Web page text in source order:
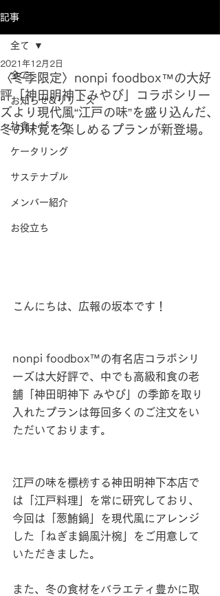
記事
全て
お知らせ&リリース
社食トピック
ケータリング
サステナブル
メンバー紹介
お役立ち
全て
〈冬季限定〉nonpi foodbox™の大好
評「神田明神下みやび」コラボシリー
ズより現代風“江戸の味”を盛り込んだ、
冬の味覚を楽しめるプランが新登場。
2021年12月2日
こんにちは、広報の坂本です！
nonpi foodbox™の有名店コラボシリ
ーズは大好評で、中でも高級和食の老
舗「神田明神下 みやび」の季節を取り
入れたプランは毎回多くのご注文をい
ただいております。
江戸の味を標榜する神田明神下本店で
は「江戸料理」を常に研究しており、
今回は「葱鮪鍋」を現代風にアレンジ
した「ねぎま鍋風汁椀」をご用意して
いただきました。
また、冬の食材をバラエティ豊かに取